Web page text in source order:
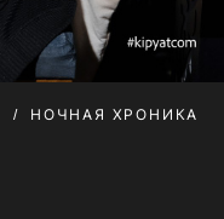
НОЧНАЯ ХРОНИКА